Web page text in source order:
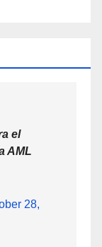
el
AML
28,